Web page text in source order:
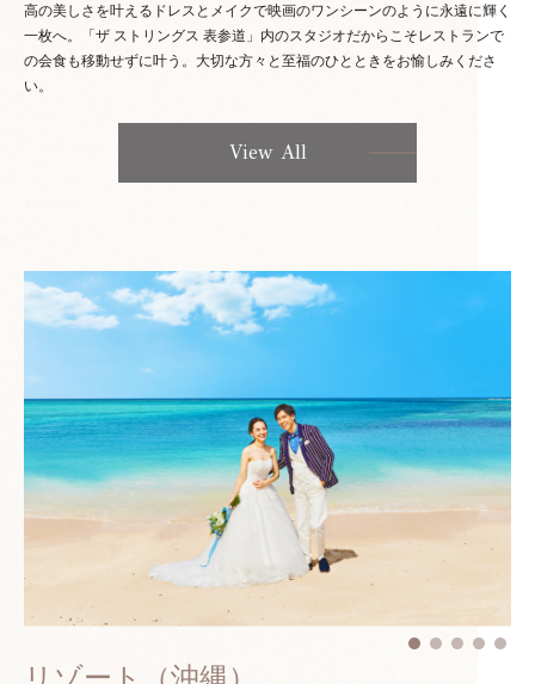
高の美しさを叶えるドレスとメイクで映画のワンシーンのように永遠に輝く
一枚へ。「ザ ストリングス 表参道」内のスタジオだからこそレストランで
の会食も移動せずに叶う。大切な方々と至福のひとときをお愉しみくださ
い。
View All
リゾート（沖縄）